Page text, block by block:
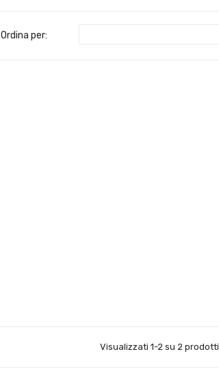
Ordina per:
Visualizzati 1-2 su 2 prodotti